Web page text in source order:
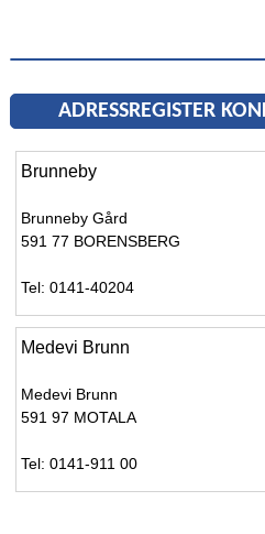
ADRESSREGISTER
Brunneby
Brunneby Gård
591 77 BORENSBERG
Tel: 0141-40204
Medevi Brunn
Medevi Brunn
591 97 MOTALA
Tel: 0141-911 00